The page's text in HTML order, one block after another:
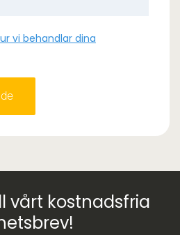
vi behandlar dina
vårt kostnadsfria